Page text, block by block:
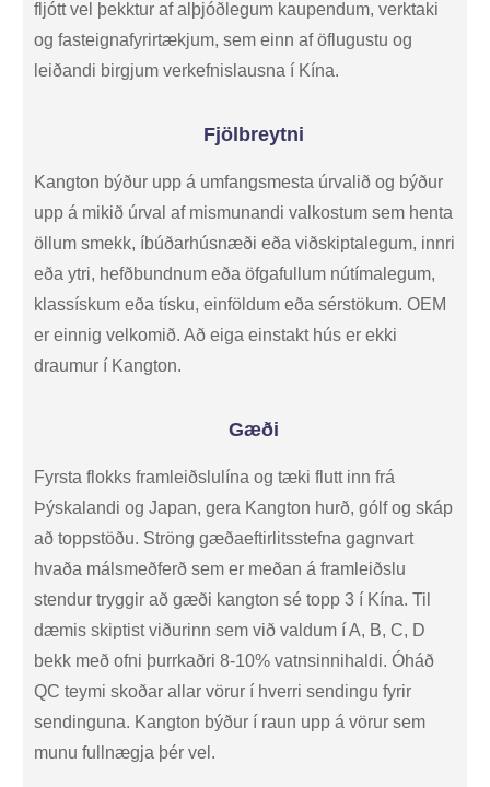
fljótt vel þekktur af alþjóðlegum kaupendum, verktaki
og fasteignafyrirtækjum, sem einn af öflugustu og
leiðandi birgjum verkefnislausna í Kína.
Fjölbreytni
Kangton býður upp á umfangsmesta úrvalið og býður
upp á mikið úrval af mismunandi valkostum sem henta
öllum smekk, íbúðarhúsnæði eða viðskiptalegum, innri
eða ytri, hefðbundnum eða öfgafullum nútímalegum,
klassískum eða tísku, einföldum eða sérstökum. OEM
er einnig velkomið. Að eiga einstakt hús er ekki
draumur í Kangton.
Gæði
Fyrsta flokks framleiðslulína og tæki flutt inn frá
Þýskalandi og Japan, gera Kangton hurð, gólf og skáp
að toppstöðu. Ströng gæðaeftirlitsstefna gagnvart
hvaða málsmeðferð sem er meðan á framleiðslu
stendur tryggir að gæði kangton sé topp 3 í Kína. Til
dæmis skiptist viðurinn sem við valdum í A, B, C, D
bekk með ofni þurrkaðri 8-10% vatnsinnihaldi. Óháð
QC teymi skoðar allar vörur í hverri sendingu fyrir
sendinguna. Kangton býður í raun upp á vörur sem
munu fullnægja þér vel.